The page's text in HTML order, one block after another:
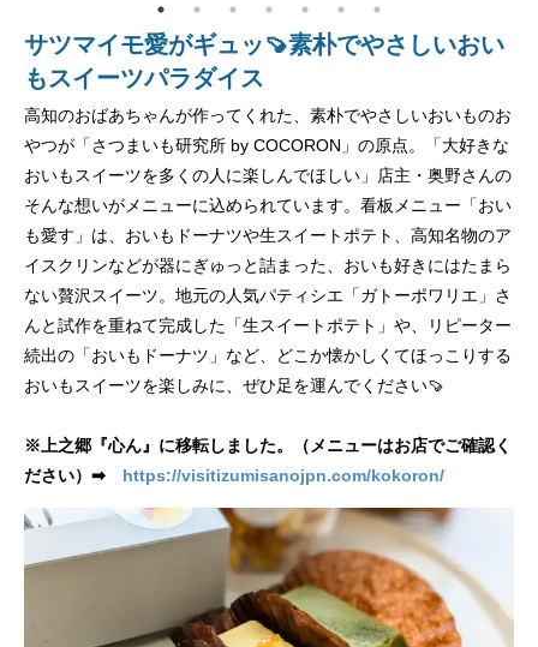
サツマイモ愛がギュッ🍠素朴でやさしいおい
もスイーツパラダイス
高知のおばあちゃんが作ってくれた、素朴でやさしいおいものお
やつが「さつまいも研究所 by COCORON」の原点。「大好きな
おいもスイーツを多くの人に楽しんでほしい」店主・奥野さんの
そんな想いがメニューに込められています。看板メニュー「おい
も愛す」は、おいもドーナツや生スイートポテト、高知名物のア
イスクリンなどが器にぎゅっと詰まった、おいも好きにはたまら
ない贅沢スイーツ。地元の人気パティシエ「ガトーポワリエ」さ
んと試作を重ねて完成した「生スイートポテト」や、リピーター
続出の「おいもドーナツ」など、どこか懐かしくてほっこりする
おいもスイーツを楽しみに、ぜひ足を運んでください🍠
※上之郷『心ん』に移転しました。（メニューはお店でご確認く
ださい）➡ https://visitizumisanojpn.com/kokoron/